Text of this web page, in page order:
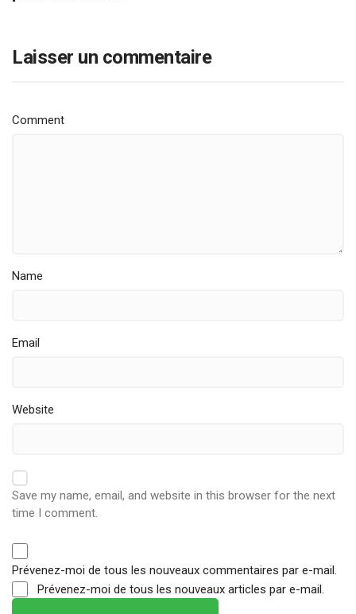
Laisser un commentaire
Comment
Name
Email
Website
Save my name, email, and website in this browser for the next
time I comment.
Prévenez-moi de tous les nouveaux commentaires par e-mail.
Prévenez-moi de tous les nouveaux articles par e-mail.